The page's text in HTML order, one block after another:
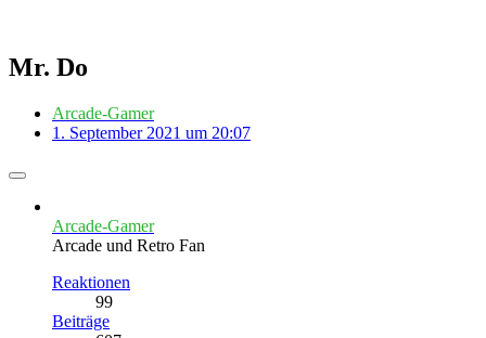
Mr. Do
Arcade-Gamer
1. September 2021 um 20:07
Arcade-Gamer
Arcade und Retro Fan
Reaktionen
99
Beiträge